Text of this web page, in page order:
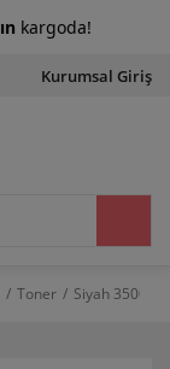
Kurumsal Giriş
Toner Siyah 3500